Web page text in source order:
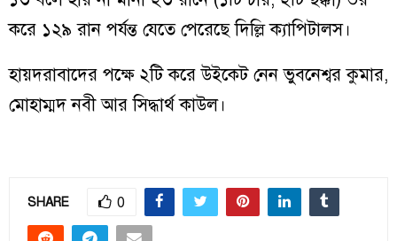
করে ১২৯ রান পর্যন্ত যেতে পেরেছে দিল্লি ক্যাপিটালস।
হায়দরাবাদের পক্ষে ২টি করে উইকেট নেন ভুবনেশ্বর কুমার,
মোহাম্মদ নবী আর সিদ্ধার্থ কাউল।
SHARE 0